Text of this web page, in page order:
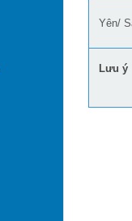
Yên/
Lưu ý